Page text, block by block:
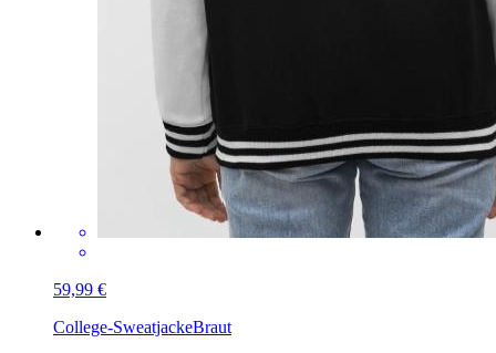
59,99 €
College-SweatjackeBraut